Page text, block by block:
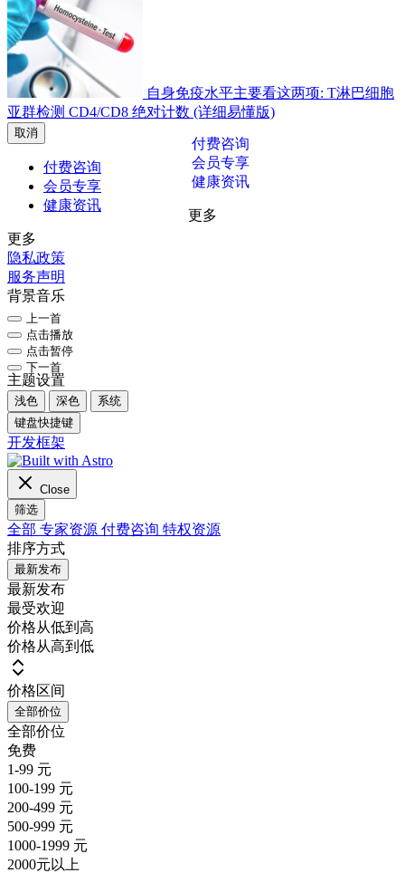
自身免疫水平主要看这两项: T淋巴细胞
亚群检测 CD4/CD8 绝对计数 (详细易懂版)
取消
付费咨询
付费咨询
会员专享
会员专享
健康资讯
健康资讯
更多
更多
隐私政策
服务声明
背景音乐
上一首
点击播放
点击暂停
下一首
主题设置
浅色 深色
系统
键盘快捷键
开发框架
Close
筛选
全部 专家资源 付费咨询 特权资源
排序方式
最新发布
最新发布
最受欢迎
价格从低到高
价格从高到低
价格区间
全部价位
全部价位
免费
1-99 元
100-199 元
200-499 元
500-999 元
1000-1999 元
2000元以上